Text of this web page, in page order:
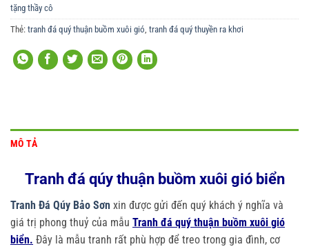
tặng thầy cô
Thẻ: tranh đá quý thuận buồm xuôi gió tranh đá quý thuyền ra khơi
MÔ TẢ
Tranh đá qúy thuận buồm xuôi gió biển
Tranh Đá Qúy Bảo Sơn xin được gửi đến quý khách ý nghĩa và
giá trị phong thuỷ của mẫu Tranh đá quý thuận buồm xuôi gió
biển. Đây là mẫu tranh rất phù hợp để treo trong gia đình, cơ